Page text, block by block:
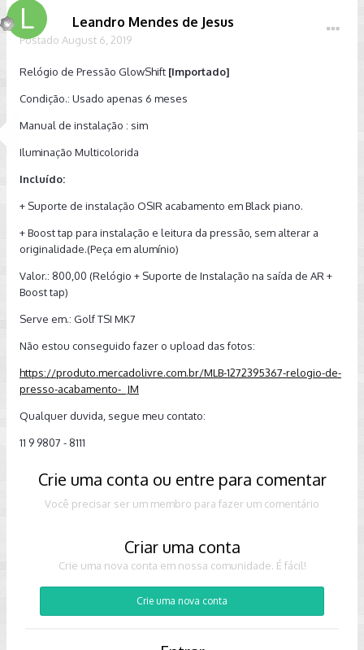
Leandro Mendes de Jesus
Postado August 6, 2019
Relógio de Pressão GlowShift [Importado]
Condição.: Usado apenas 6 meses
Manual de instalação : sim
Iluminação Multicolorida
Incluído:
+ Suporte de instalação OSIR acabamento em Black piano.
+ Boost tap para instalação e leitura da pressão, sem alterar a
originalidade.(Peça em alumínio)
Valor.: 800,00 (Relógio + Suporte de Instalação na saída de AR +
Boost tap)
Serve em.: Golf TSI MK7
Não estou conseguido fazer o upload das fotos:
https://produto.mercadolivre.com.br/MLB-1272395367-relogio-de-
presso-acabamento-_JM
Qualquer duvida, segue meu contato:
11 9 9807 - 8111
Crie uma conta ou entre para comentar
Você precisar ser um membro para fazer um comentário
Criar uma conta
Crie uma nova conta em nossa comunidade. É fácil!
Crie uma nova conta